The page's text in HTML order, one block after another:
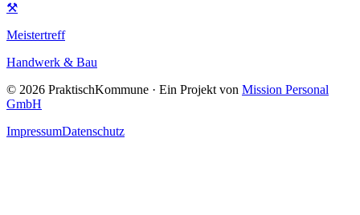
⚒
Meistertreff
Handwerk & Bau
© 2026 PraktischKommune · Ein Projekt von Mission Personal
GmbH
ImpressumDatenschutz